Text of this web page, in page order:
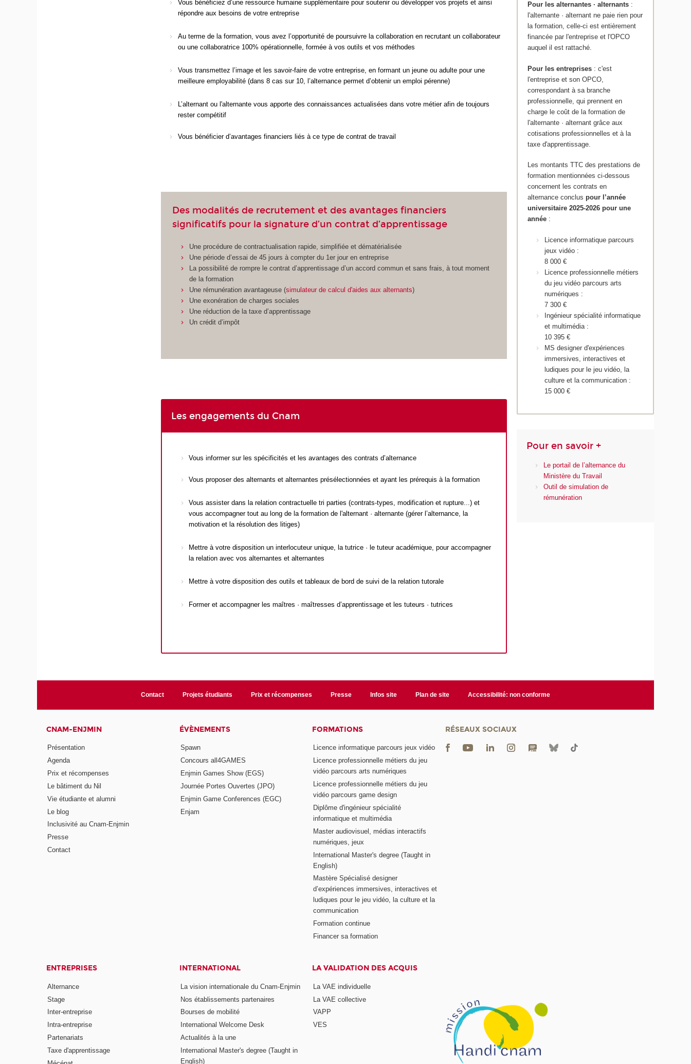
Vous bénéficiez d’une ressource humaine supplémentaire pour soutenir ou développer vos projets et ainsi
répondre aux besoins de votre entreprise
Au terme de la formation, vous avez l’opportunité de poursuivre la collaboration en recrutant un collaborateur
ou une collaboratrice 100% opérationnelle, formée à vos outils et vos méthodes
Vous transmettez l’image et les savoir-faire de votre entreprise, en formant un jeune ou adulte pour une
meilleure employabilité (dans 8 cas sur 10, l’alternance permet d’obtenir un emploi pérenne)
L’alternant ou l'alternante vous apporte des connaissances actualisées dans votre métier afin de toujours
rester compétitif
Vous bénéficier d’avantages financiers liés à ce type de contrat de travail
Des modalités de recrutement et des avantages financiers
significatifs pour la signature d’un contrat d’apprentissage
Une procédure de contractualisation rapide, simplifiée et dématérialisée
Une période d’essai de 45 jours à compter du 1erjour en entreprise
La possibilité de rompre le contrat d’apprentissage d’un accord commun et sans frais, à tout moment
de la formation
Une rémunération avantageuse (simulateur de calcul d'aides aux alternants)
Une exonération de charges sociales
Une réduction de la taxe d’apprentissage
Un crédit d’impôt
Les engagements du Cnam
Vous informer sur les spécificités et les avantages des contrats d’alternance
Vous proposer des alternants et alternantes présélectionnées et ayant les prérequis à la formation
Vous assister dans la relation contractuelle tri parties (contrats-types, modification et rupture...) et
vous accompagner tout au long de la formation de l'alternant · alternante (gérer l’alternance, la
motivation et la résolution des litiges)
Mettre à votre disposition un interlocuteur unique, la tutrice · le tuteur académique, pour accompagner
la relation avec vos alternantes et alternantes
Mettre à votre disposition des outils et tableaux de bord de suivi de la relation tutorale
Former et accompagner les maîtres · maîtresses d’apprentissage et les tuteurs · tutrices
Pour les alternantes · alternants :
l'alternante · alternant ne paie rien pour
la formation, celle-ci est entièrement
financée par l'entreprise et l'OPCO
auquel il est rattaché.
Pour les entreprises : c'est
l'entreprise et son OPCO,
correspondant à sa branche
professionnelle, qui prennent en
charge le coût de la formation de
l'alternante · alternant grâce aux
cotisations professionnelles et à la
taxe d'apprentissage.
Les montants TTC des prestations de
formation mentionnées ci-dessous
concernent les contrats en
alternance concluspour l’année
universitaire 2025-2026 pour une
année :
Licence informatique parcours
jeux vidéo :
8 000 €
Licence professionnelle métiers
du jeu vidéo parcours arts
numériques :
7 300 €
Ingénieur spécialité informatique
et multimédia :
10 395 €
MS designer d'expériences
immersives, interactives et
ludiques pour le jeu vidéo, la
culture et la communication :
15 000 €
Pour en savoir +
Le portail de l’alternance du
Ministère du Travail
Outil de simulation de
rémunération
Contact Projets étudiants Prix et récompenses Presse Infos site Plan de site Accessibilité: non conforme
CNAM-ENJMIN
Présentation
Agenda
Prix et récompenses
Le bâtiment du Nil
Vie étudiante et alumni
Le blog
Inclusivité au Cnam-Enjmin
Presse
Contact
ÉVÈNEMENTS
Spawn
Concours all4GAMES
Enjmin Games Show (EGS)
Journée Portes Ouvertes (JPO)
Enjmin Game Conferences (EGC)
Enjam
FORMATIONS
Licence informatique parcours jeux vidéo
Licence professionnelle métiers du jeu
vidéo parcours arts numériques
Licence professionnelle métiers du jeu
vidéo parcours game design
Diplôme d'ingénieur spécialité
informatique et multimédia
Master audiovisuel, médias interactifs
numériques, jeux
International Master's degree (Taught in
English)
Mastère Spécialisé designer
d’expériences immersives, interactives et
ludiques pour le jeu vidéo, la culture et la
communication
Formation continue
Financer sa formation
ENTREPRISES
Alternance
Stage
Inter-entreprise
Intra-entreprise
Partenariats
Taxe d'apprentissage
INTERNATIONAL
La vision internationale du Cnam-Enjmin
Nos établissements partenaires
Bourses de mobilité
International Welcome Desk
Actualités à la une
International Master's degree (Taught in
English)
LA VALIDATION DES ACQUIS
La VAE individuelle
La VAE collective
VAPP
VES
RÉSEAUX SOCIAUX